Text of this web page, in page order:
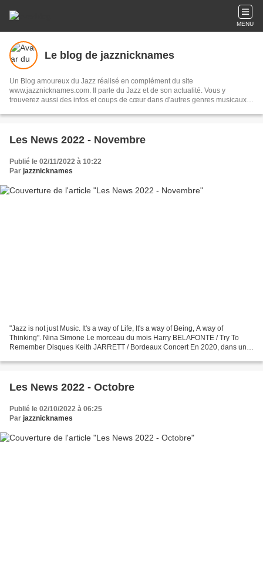
MENU
Le blog de jazznicknames
Un Blog amoureux du Jazz réalisé en complément du site
www.jazznicknames.com. Il parle du Jazz et de son actualité. Vous y
trouverez aussi des infos et coups de cœur dans d'autres genres musicaux
audios et liens videos ne figurent dans le Blog qu'à titre d’illustrations.
Les News 2022 - Novembre
Publié le 02/11/2022 à 10:22
Par jazznicknames
"Jazz is not just Music. It's a way of Life, It's a way of Being, A way of
Thinking". Nina Simone Le morceau du mois Harry BELAFONTE / Try To
Remember Disques Keith JARRETT / Bordeaux Concert En 2020, dans une
Les News 2022 - Octobre
Publié le 02/10/2022 à 06:25
Par jazznicknames